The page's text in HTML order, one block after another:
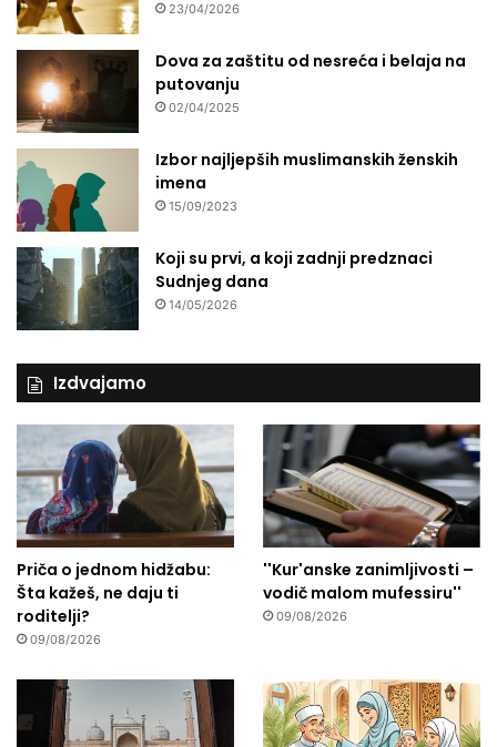
23/04/2026
Dova za zaštitu od nesreća i belaja na
putovanju
02/04/2025
Izbor najljepših muslimanskih ženskih
imena
15/09/2023
Koji su prvi, a koji zadnji predznaci
Sudnjeg dana
14/05/2026
Izdvajamo
Priča o jednom hidžabu:
Šta kažeš, ne daju ti
roditelji?
09/08/2026
''Kur'anske zanimljivosti –
vodič malom mufessiru''
09/08/2026